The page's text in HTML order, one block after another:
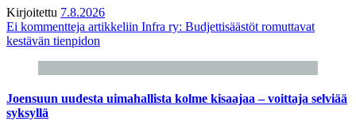
Kirjoitettu 7.8.2026
Ei kommentteja artikkeliin Infra ry: Budjettisäästöt romuttavat
kestävän tienpidon
Joensuun uudesta uimahallista kolme kisaajaa – voittaja selviää
syksyllä